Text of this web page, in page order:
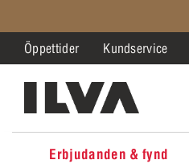
Öppettider Kundservice
Erbjudanden & fynd